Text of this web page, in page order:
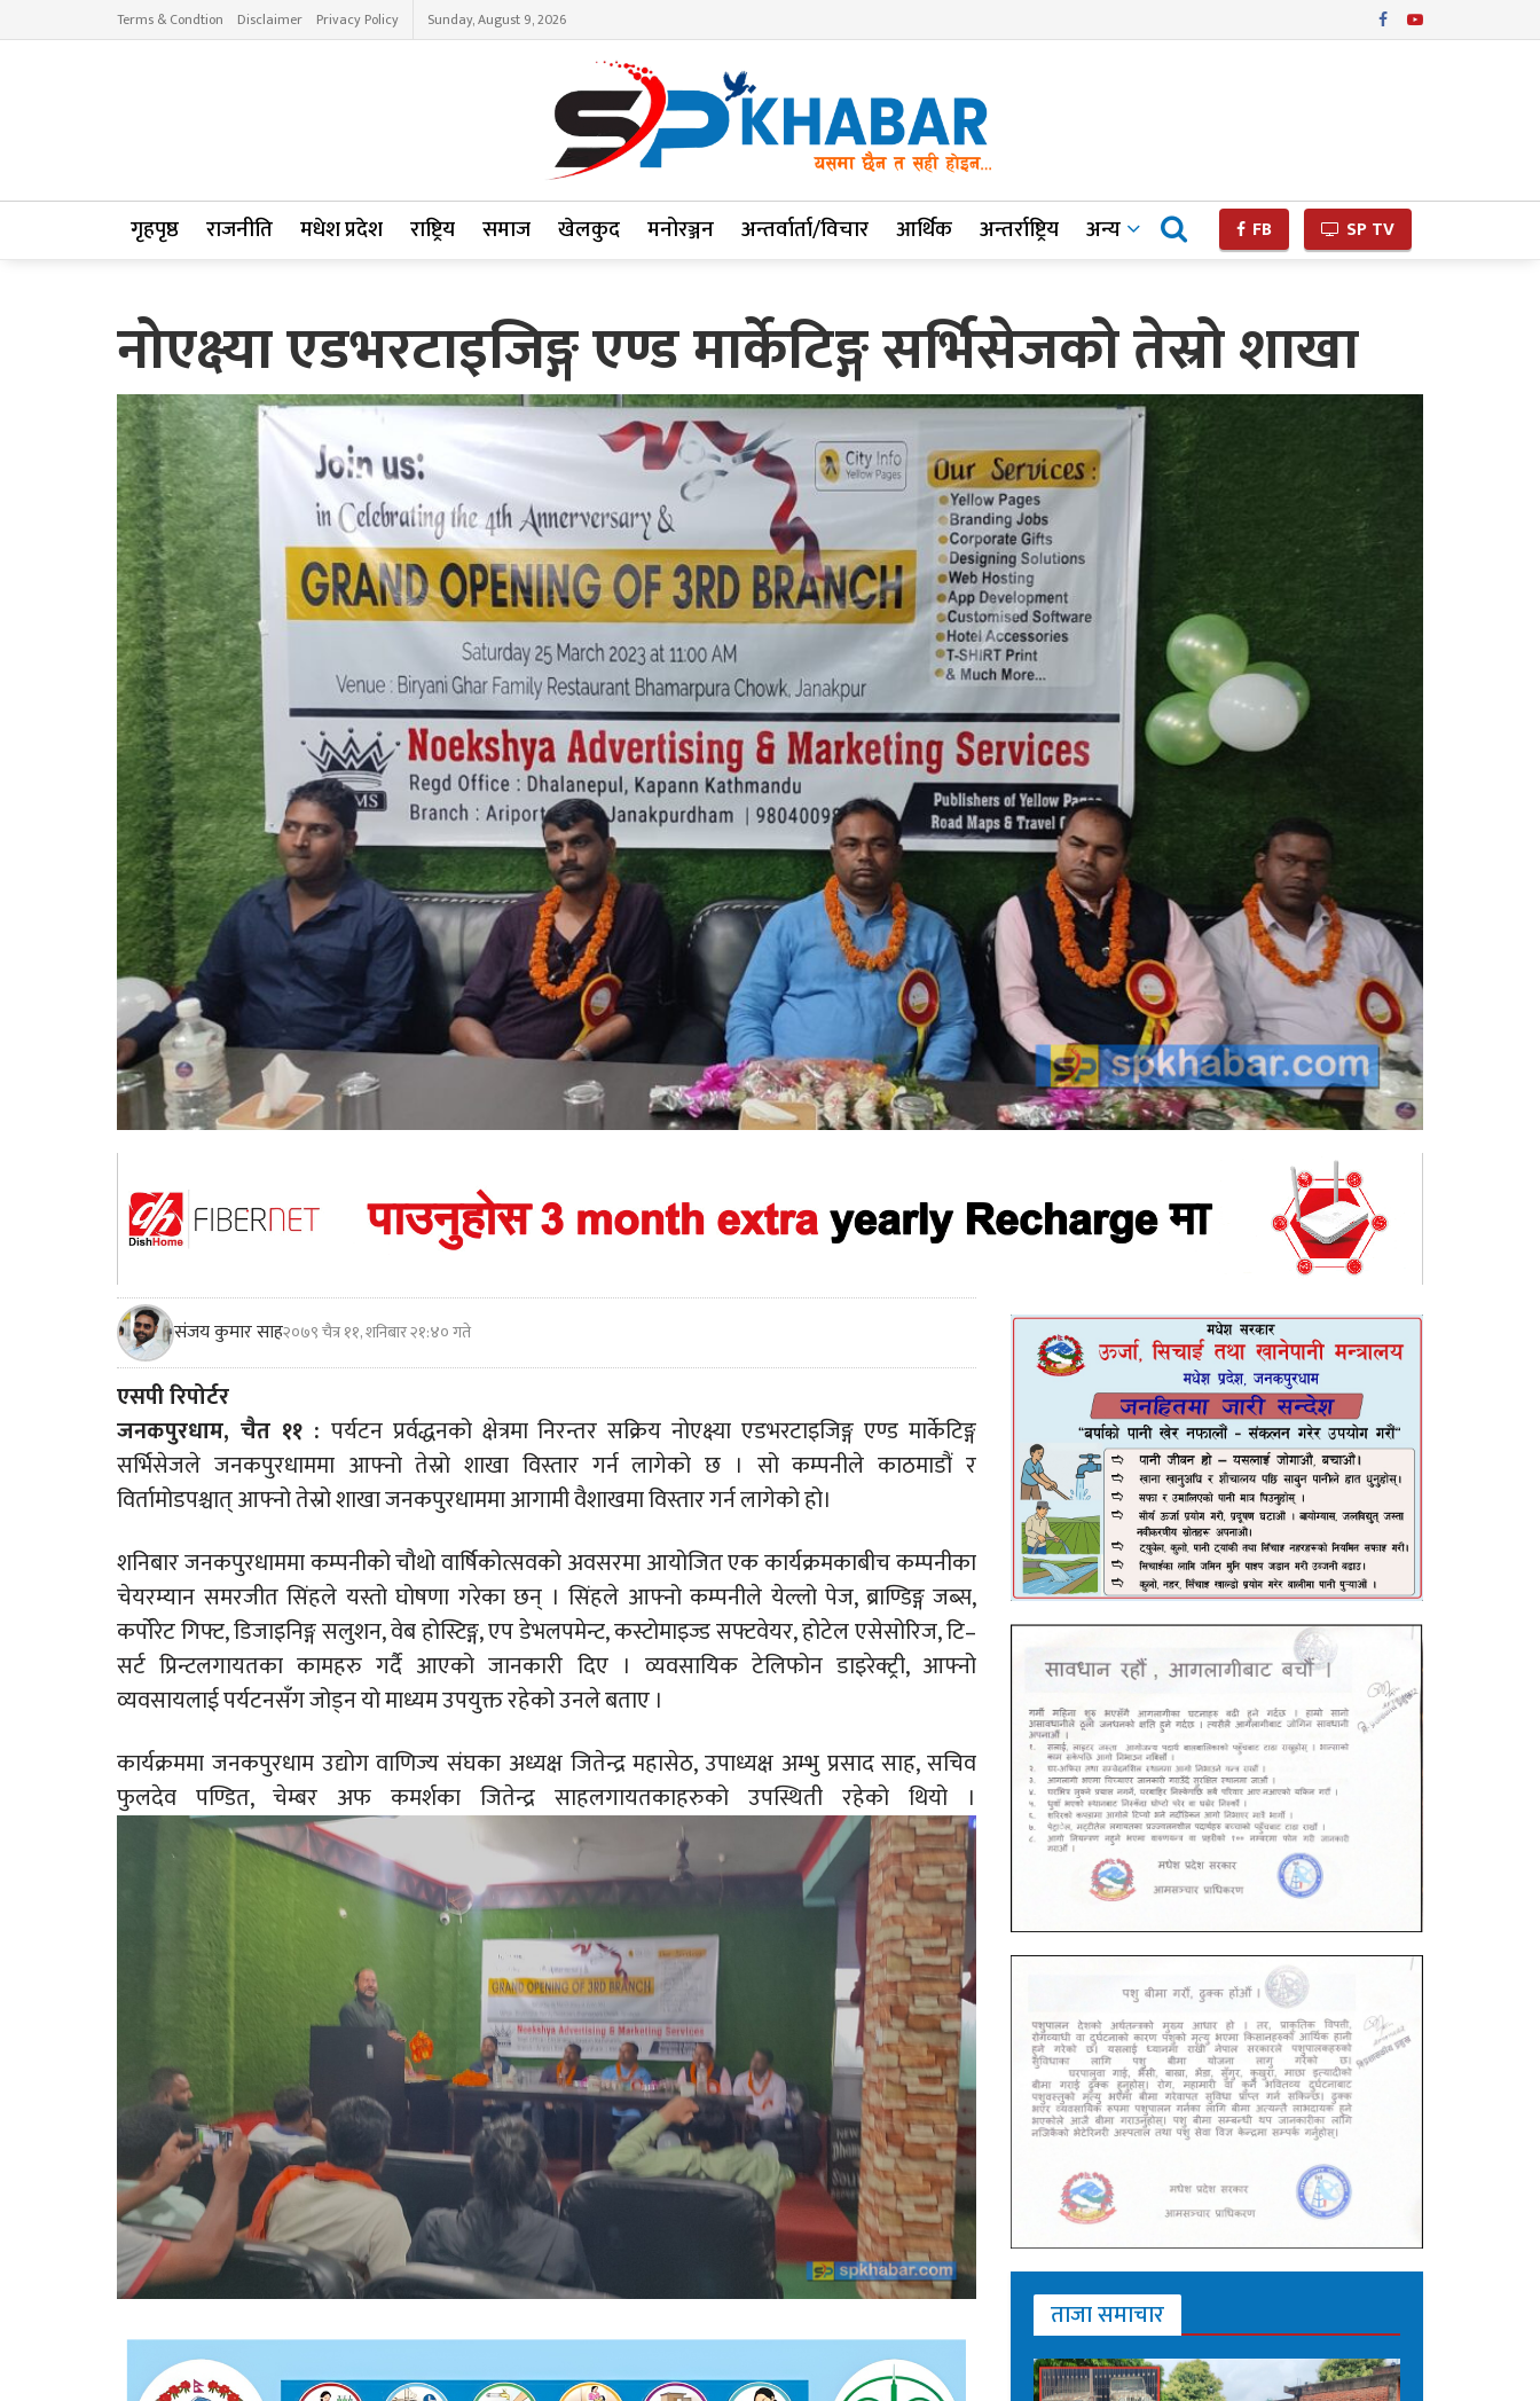
Terms & Condtion Disclaimer Privacy Policy Sunday, August 9, 2026
गृहपृष्ठ राजनीति मधेश प्रदेश राष्ट्रिय समाज खेलकुद मनोरञ्जन अन्तर्वार्ता/विचार आर्थिक अन्तर्राष्ट्रिय अन्य FB SP TV
नोएक्ष्या एडभरटाइजिङ्ग एण्ड मार्केटिङ्ग सर्भिसेजको तेस्रो शाखा
संजय कुमार साह२०७९ चैत्र ११, शनिबार २१:४० गते
एसपी रिपोर्टर
जनकपुरधाम, चैत ११ : पर्यटन प्रर्वद्धनको क्षेत्रमा निरन्तर सक्रिय नोएक्ष्या एडभरटाइजिङ्ग एण्ड मार्केटिङ्ग
सर्भिसेजले जनकपुरधाममा आफ्नो तेस्रो शाखा विस्तार गर्न लागेको छ । सो कम्पनीले काठमाडौं र
विर्तामोडपश्चात् आफ्नो तेस्रो शाखा जनकपुरधाममा आगामी वैशाखमा विस्तार गर्न लागेको हो।
शनिबार जनकपुरधाममा कम्पनीको चौथो वार्षिकोत्सवको अवसरमा आयोजित एक कार्यक्रमकाबीच कम्पनीका
चेयरम्यान समरजीत सिंहले यस्तो घोषणा गरेका छन् । सिंहले आफ्नो कम्पनीले येल्लो पेज, ब्राण्डिङ्ग जब्स,
कर्पोरेट गिफ्ट, डिजाइनिङ्ग सलुशन, वेब होस्टिङ्ग, एप डेभलपमेन्ट, कस्टोमाइज्ड सफ्टवेयर, होटेल एसेसोरिज, टि–
सर्ट प्रिन्टलगायतका कामहरु गर्दै आएको जानकारी दिए । व्यवसायिक टेलिफोन डाइरेक्ट्री, आफ्नो
व्यवसायलाई पर्यटनसँग जोड्न यो माध्यम उपयुक्त रहेको उनले बताए ।
कार्यक्रममा जनकपुरधाम उद्योग वाणिज्य संघका अध्यक्ष जितेन्द्र महासेठ, उपाध्यक्ष अम्भु प्रसाद साह, सचिव
फुलदेव पण्डित, चेम्बर अफ कमर्शका जितेन्द्र साहलगायतकाहरुको उपस्थिती रहेको थियो ।
ताजा समाचार